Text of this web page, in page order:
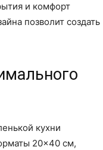
и комфорт
позволит создать
кухни
20×40 см,